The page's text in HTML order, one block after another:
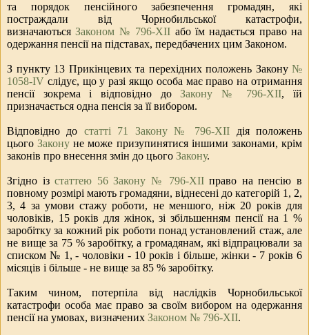
та порядок пенсійного забезпечення громадян, які
постраждали від Чорнобильської катастрофи,
визначаються Законом № 796-ХІІ або їм надається право на
одержання пенсії на підставах, передбачених цим Законом.
З пункту 13 Прикінцевих та перехідних положень Закону №
1058-IV слідує, що у разі якщо особа має право на отримання
пенсії зокрема і відповідно до
Закону № 796-ХІІ, їй
призначається одна пенсія за її вибором.
Відповідно до статті 71 Закону № 796-ХІІ
дія положень
цього Закону не може призупинятися іншими законами, крім
законів про внесення змін до цього Закону.
Згідно із статтею 56 Закону № 796-ХІІ право на пенсію в
повному розмірі мають громадяни, віднесені до категорій 1, 2,
3, 4 за умови стажу роботи, не меншого, ніж 20 років для
чоловіків, 15 років для жінок, зі збільшенням пенсії на 1 %
заробітку за кожний рік роботи понад установлений стаж, але
не вище за 75 % заробітку, а громадянам, які відпрацювали за
списком № 1, - чоловіки - 10 років і більше, жінки - 7 років 6
місяців і більше - не вище за 85 % заробітку.
Таким чином, потерпіла від наслідків Чорнобильської
катастрофи особа має право за своїм вибором на одержання
пенсії на умовах, визначених Законом № 796-ХІІ.